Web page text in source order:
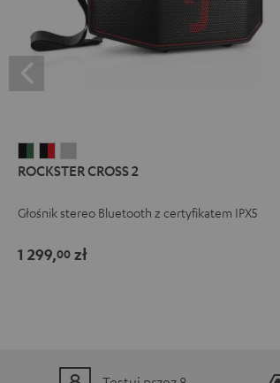
CROSS
Black
Green
CROSS
Black
Red
CROSS
Light
ROCKSTER CROSS 2
Głośnik stereo Bluetooth z certyfikatem IPX5
1 299,00 zł